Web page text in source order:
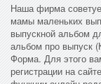
Наша фирма
мамы маленьких
выпускной альбом
альбом про выпуск
Форма. Для этого
регистрации на